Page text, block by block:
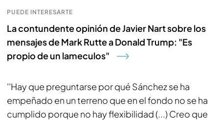
PUEDE INTERESARTE
La contundente opinión de Javier Nart sobre los
mensajes de Mark Rutte a Donald Trump: "Es
propio de un lameculos"
''Hay que preguntarse por qué Sánchez se ha
empeñado en un terreno que en el fondo no se ha
cumplido porque no hay flexibilidad (...) Creo que